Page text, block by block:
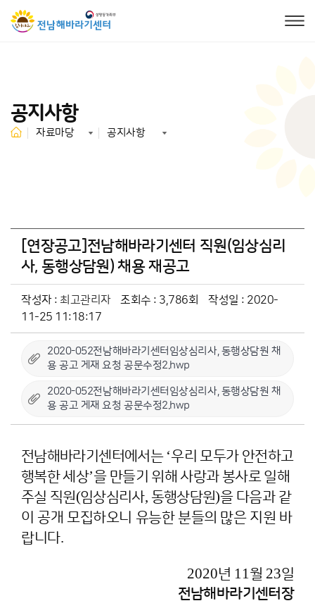
공지사항
자료마당 공지사항
[연장공고]전남해바라기센터 직원(임상심리
사, 동행상담원) 채용 재공고
작성자 : 최고관리자 조회수 : 3,786회
작성일 : 2020-
11-25 11:18:17
2020-052전남해바라기센터임상심리사, 동행상담원 채
용 공고 게재 요청 공문수정2.hwp
2020-052전남해바라기센터임상심리사, 동행상담원 채
용 공고 게재 요청 공문수정2.hwp
전남해바라기센터에서는 ‘우리 모두가 안전하고
행복한 세상’을 만들기 위해 사랑과 봉사로 일해
주실 직원(임상심리사, 동행상담원)을 다음과 같
이 공개 모집하오니 유능한 분들의 많은 지원 바
랍니다.
2020년 11월 23일
전남해바라기센터장